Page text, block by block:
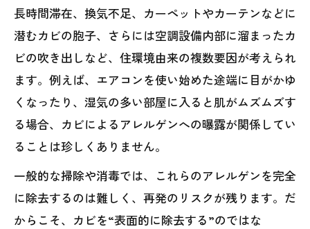
長時間滞在、換気不足、カーペットやカーテンなどに
潜むカビの胞子、さらには空調設備内部に溜まったカ
ビの吹き出しなど、住環境由来の複数要因が考えられ
ます。例えば、エアコンを使い始めた途端に目がかゆ
くなったり、湿気の多い部屋に入ると肌がムズムズす
る場合、カビによるアレルゲンへの曝露が関係してい
ることは珍しくありません。
一般的な掃除や消毒では、これらのアレルゲンを完全
に除去するのは難しく、再発のリスクが残ります。だ
からこそ、カビを“表面的に除去する”のではな